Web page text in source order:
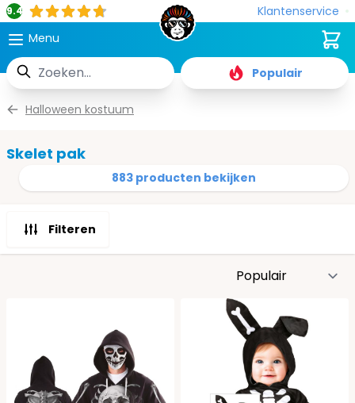
9.4
Klantenservice
Menu
Zoek
Populair
Cart
Halloween kostuum
Skelet pak
883 producten bekijken
Filteren